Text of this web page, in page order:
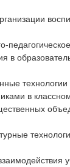
в
технологии
в классном